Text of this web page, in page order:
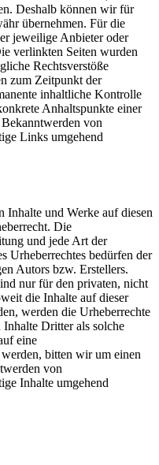
Deshalb können wir für
übernehmen. Für die
jeweilige Anbieter oder
verlinkten Seiten wurden
Rechtsverstöße
zum Zeitpunkt der
inhaltliche Kontrolle
Anhaltspunkte einer
von
Links umgehend
Inhalte und Werke auf diesen
Die
und jede Art der
Urheberrechtes bedürfen der
Autors bzw. Erstellers.
nur für den privaten, nicht
die Inhalte auf dieser
werden die Urheberrechte
Inhalte Dritter als solche
eine
bitten wir um einen
von
Inhalte umgehend